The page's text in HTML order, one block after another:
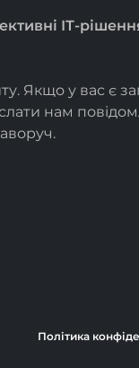
ІТ-
Якщо у вас є
нам
.
Політика